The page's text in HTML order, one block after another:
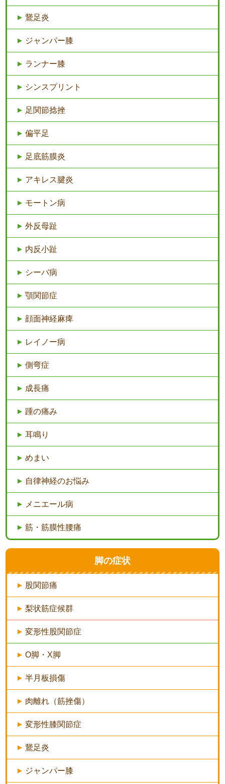
鵞足炎
ジャンパー膝
ランナー膝
シンスプリント
足関節捻挫
偏平足
足底筋膜炎
アキレス腱炎
モートン病
外反母趾
内反小趾
シーバ病
顎関節症
顔面神経麻痺
レイノー病
側弯症
成長痛
踵の痛み
耳鳴り
めまい
自律神経のお悩み
メニエール病
筋・筋膜性腰痛
脚の症状
股関節痛
梨状筋症候群
変形性股関節症
O脚・X脚
半月板損傷
肉離れ（筋挫傷）
変形性膝関節症
鵞足炎
ジャンパー膝